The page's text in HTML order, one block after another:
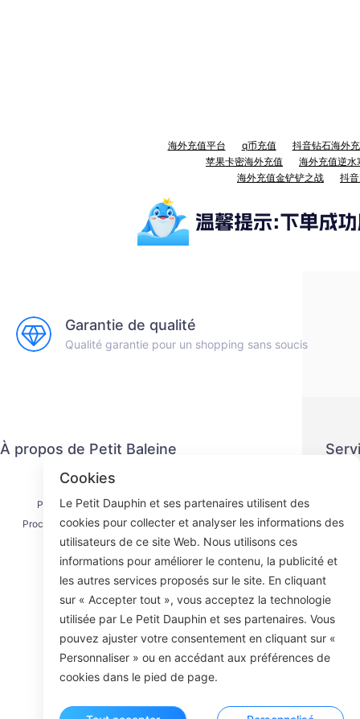
海外充值平台 q币充值
抖音钻石海外
苹果卡密海外充值
海外充值逆水
海外充值金铲铲之战
抖
Garantie de qualité
Qualité garantie pour un shopping sans soucis
À propos de Petit Baleine
Nous contacter
Processus d'expédition
Processus de remboursement
À propos de nous
ROOM
Cookies
Le Petit Dauphin et ses partenaires utilisent des
cookies pour collecter et analyser les informations des
utilisateurs de ce site Web. Nous utilisons ces
informations pour améliorer le contenu, la publicité et
les autres services proposés sur le site. En cliquant
sur « Accepter tout », vous acceptez la technologie
utilisée par Le Petit Dauphin et ses partenaires. Vous
pouvez ajuster votre consentement en cliquant sur «
Personnaliser » ou en accédant aux préférences de
cookies dans le pied de page.